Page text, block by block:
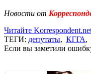
Новости от
Читайте
ТЕГИ: депутаты, КГГА,
Если вы заметили